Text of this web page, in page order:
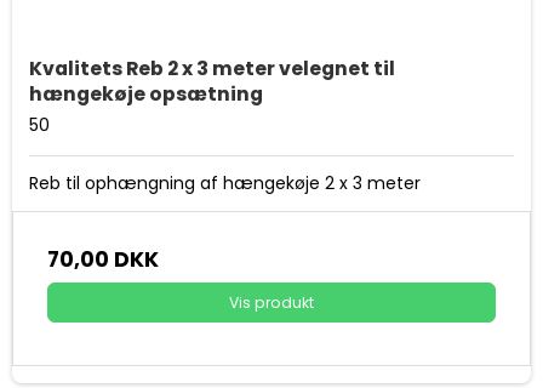
Kvalitets Reb 2 x 3 meter velegnet til
hængekøje opsætning
50
Reb til ophængning af hængekøje 2 x 3 meter
70,00 DKK
Vis produkt